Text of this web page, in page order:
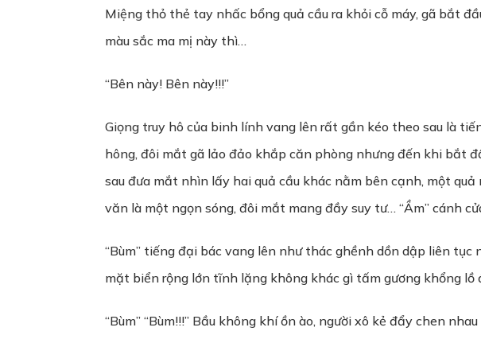
Miệng thỏ thẻ tay nhấc bổng quả cầu ra khỏi cỗ máy, gã bắt
màu sắc ma mị này thì…
“Bên này! Bên này!!!”
Giọng truy hô của binh lính vang lên rất gần kéo theo sau là
hông, đôi mắt gã lảo đảo khắp căn phòng nhưng đến khi bắt
sau đưa mắt nhìn lấy hai quả cầu khác nằm bên cạnh, một
văn là một ngọn sóng, đôi mắt mang đầy suy tư… “Ầm” cánh
“Bùm” tiếng đại bác vang lên như thác ghềnh dồn dập liên
mặt biển rộng lớn tĩnh lặng không khác gì tấm gương khổng
“Bùm” “Bùm!!!” Bầu không khí ồn ào, người xô kẻ đẩy chen